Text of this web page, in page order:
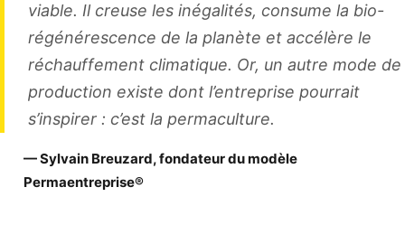
viable. Il creuse les inégalités, consume la bio-
régénérescence de la planète et accélère le
réchauffement climatique. Or, un autre mode de
production existe dont l’entreprise pourrait
s’inspirer : c’est la permaculture.
— Sylvain Breuzard, fondateur du modèle
Permaentreprise®